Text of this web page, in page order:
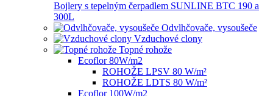
Bojlery s tepelným čerpadlem SUNLINE BTC 190 a
300L
Odvlhčovače, vysoušeče
Vzduchové clony
Topné rohože
Ecoflor 80W/m2
ROHOŽE LPSV 80 W/m²
ROHOŽE LDTS 80 W/m²
Ecoflor 100W/m2